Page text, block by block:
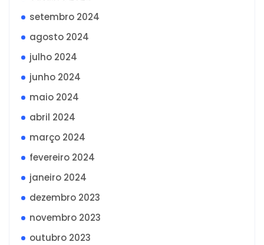
setembro 2024
agosto 2024
julho 2024
junho 2024
maio 2024
abril 2024
março 2024
fevereiro 2024
janeiro 2024
dezembro 2023
novembro 2023
outubro 2023